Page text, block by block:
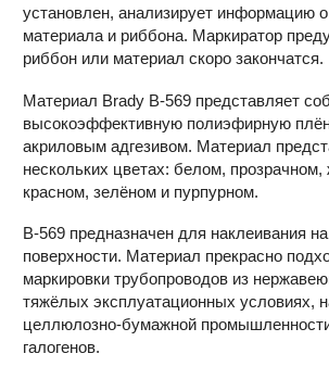
установлен, анализирует информацию о
материала и риббона. Маркиратор
риббон или материал скоро закончатся.
Материал Brady B-569 представляет
высокоэффективную полиэфирную
акриловым адгезивом. Материал
нескольких цветах: белом,
красном, зелёном и пурпурном.
B-569 предназначен для наклеивания
поверхности. Материал прекрасно
маркировки трубопроводов из
тяжёлых эксплуатационных условиях,
целлюлозно-бумажной
галогенов.